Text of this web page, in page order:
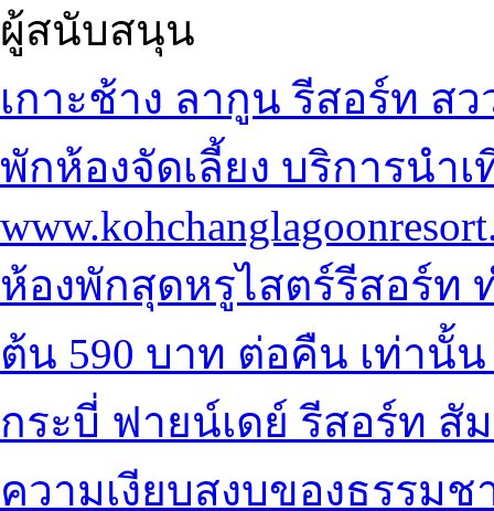
ผู้สนับสนุน
เกาะช้าง ลากูน รีสอร์ท สว
พักห้องจัดเลี้ยง บริการนำ
ห้องพักสุดหรูไสตร์รีสอร์ท
ต้น 590 บาท ต่อคืน เท่านั้น
กระบี่ ฟายน์เดย์ รีสอร์ท สั
ความเงียบสงบของธรรมช